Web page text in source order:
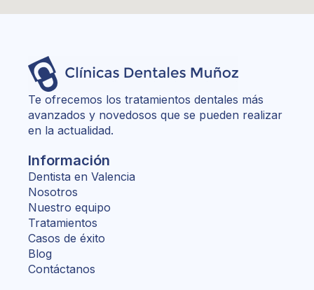
Te ofrecemos los tratamientos dentales más
avanzados y novedosos que se pueden realizar
en la actualidad.
Información
Dentista en Valencia
Nosotros
Nuestro equipo
Tratamientos
Casos de éxito
Blog
Contáctanos